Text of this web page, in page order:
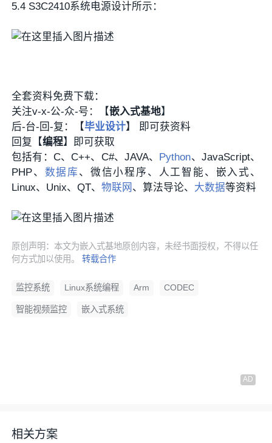
5.4 S3C2410系统电源设计所示：
全套资料免费下载：
关注v-x-公-众-号：【嵌入式基地】
后-台-回-复：【毕业设计】 即可获资料
回复【编程】即可获取
包括有：C、C++、C#、JAVA、 Python、JavaScript、
PHP、 数据库 、微信小程序、人工智能、嵌入式、
Linux、Unix、QT、物联网 、算法导论、 大数据等资料
原创声明：本文为嵌入式基地原创内容，未经书面授权，不得以任
何方式加以使用。转载合作
监控系统 Linux系统编程 Arm CODEC
智能视频监控 嵌入式系统
相关方案